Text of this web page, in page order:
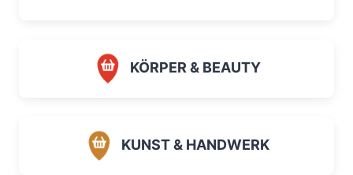
KÖRPER & BEAUTY
KUNST & HANDWERK